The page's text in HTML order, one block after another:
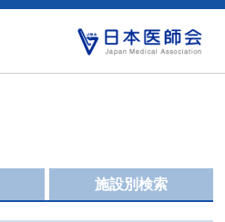
施設別検索